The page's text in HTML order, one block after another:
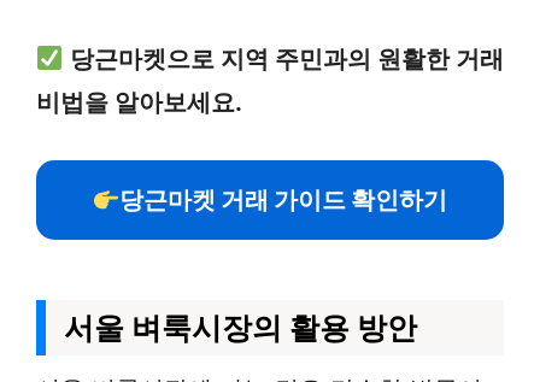
당근마켓으로 지역 주민과의 원활한 거래
비법을 알아보세요.
당근마켓 거래 가이드 확인하기
서울 벼룩시장의 활용 방안